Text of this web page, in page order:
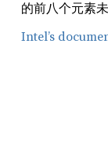
的前八个元素未
Intel’s